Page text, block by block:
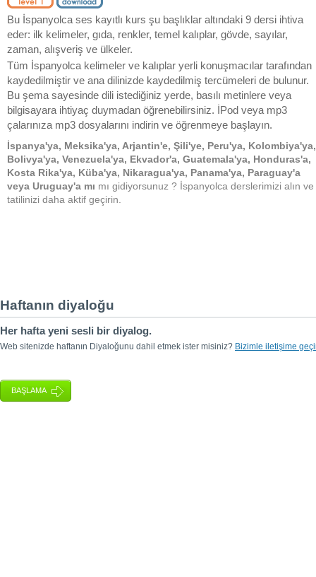
Bu İspanyolca ses kayıtlı kurs şu başlıklar altındaki 9 dersi ihtiva
eder: ilk kelimeler, gıda, renkler, temel kalıplar, gövde, sayılar,
zaman, alışveriş ve ülkeler.
Tüm İspanyolca kelimeler ve kalıplar yerli konuşmacılar tarafından
kaydedilmiştir ve ana dilinizde kaydedilmiş tercümeleri de bulunur.
Bu şema sayesinde dili istediğiniz yerde, basılı metinlere veya
bilgisayara ihtiyaç duymadan öğrenebilirsiniz. İPod veya mp3
çalarınıza mp3 dosyalarını indirin ve öğrenmeye başlayın.
İspanya'ya, Meksika'ya, Arjantin'e, Şili'ye, Peru'ya, Kolombiya'ya,
Bolivya'ya, Venezuela'ya, Ekvador'a, Guatemala'ya, Honduras'a,
Kosta Rika'ya, Küba'ya, Nikaragua'ya, Panama'ya, Paraguay'a
veya Uruguay'a mı mı gidiyorsunuz ? İspanyolca derslerimizi alın ve
tatilinizi daha aktif geçirin.
Haftanın diyaloğu
Her hafta yeni sesli bir diyalog.
Web sitenizde haftanın Diyaloğunu dahil etmek ister misiniz? Bizimle iletişime
BAŞLAMA